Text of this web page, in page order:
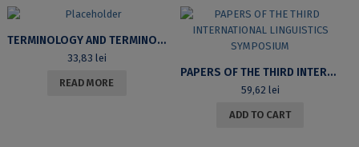
TERMINOLOGY AND TERMINOLOGIES
33,83 lei
READ MORE
PAPERS OF THE THIRD INTERNATIONAL LINGUISTICS SYMPOSIUM
59,62 lei
ADD TO CART